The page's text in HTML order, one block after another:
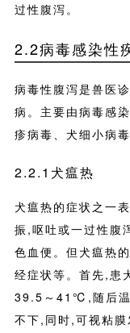
过性腹泻。
2.2病毒感染性
病毒性腹泻是兽医
病。主要由病毒感
疹病毒、犬细小病毒
2.2.1犬瘟热
犬瘟热的症状之一
振,呕吐或一过性腹
色血便。但犬瘟热
经症状等。首先,患
39.5～41℃,随后温
不下,同时,可视粘